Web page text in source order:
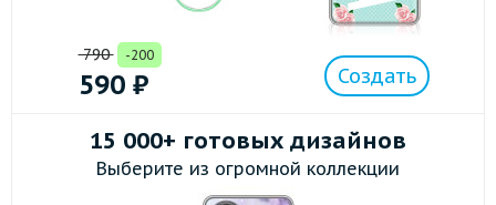
790 -200
590 ₽ Создать
15 000+ готовых дизайнов
Выберите из огромной коллекции